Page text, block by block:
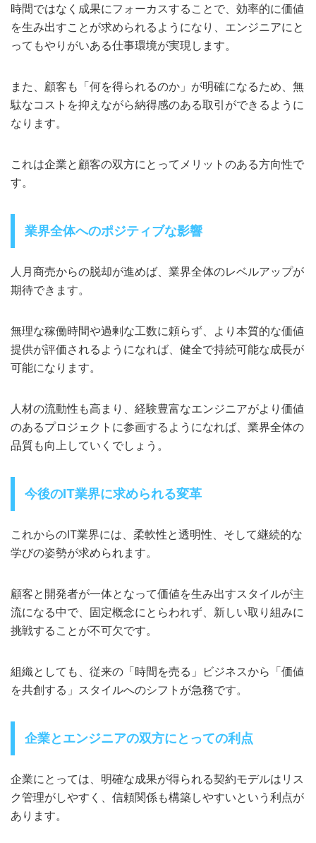
時間ではなく成果にフォーカスすることで、効率的に価値
を生み出すことが求められるようになり、エンジニアにと
ってもやりがいある仕事環境が実現します。
また、顧客も「何を得られるのか」が明確になるため、無
駄なコストを抑えながら納得感のある取引ができるように
なります。
これは企業と顧客の双方にとってメリットのある方向性で
す。
業界全体へのポジティブな影響
人月商売からの脱却が進めば、業界全体のレベルアップが
期待できます。
無理な稼働時間や過剰な工数に頼らず、より本質的な価値
提供が評価されるようになれば、健全で持続可能な成長が
可能になります。
人材の流動性も高まり、経験豊富なエンジニアがより価値
のあるプロジェクトに参画するようになれば、業界全体の
品質も向上していくでしょう。
今後のIT業界に求められる変革
これからのIT業界には、柔軟性と透明性、そして継続的な
学びの姿勢が求められます。
顧客と開発者が一体となって価値を生み出すスタイルが主
流になる中で、固定概念にとらわれず、新しい取り組みに
挑戦することが不可欠です。
組織としても、従来の「時間を売る」ビジネスから「価値
を共創する」スタイルへのシフトが急務です。
企業とエンジニアの双方にとっての利点
企業にとっては、明確な成果が得られる契約モデルはリス
ク管理がしやすく、信頼関係も構築しやすいという利点が
あります。